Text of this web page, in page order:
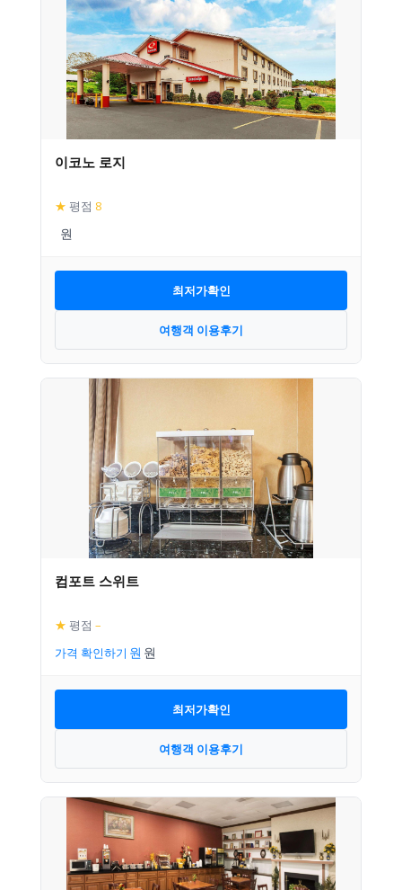
이코노 로지
★ 평점 8
최저가확인
여행객 이용후기
컴포트 스위트
★ 평점 –
가격 확인하기
최저가확인
여행객 이용후기